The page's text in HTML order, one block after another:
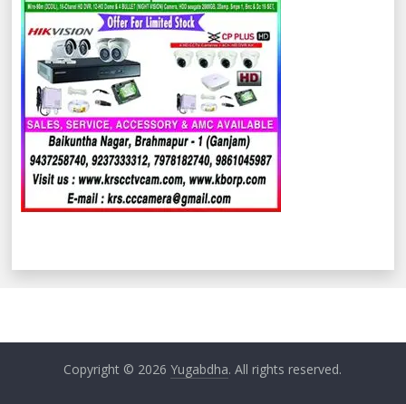
Copyright © 2026Yugabdha. All rights reserved.